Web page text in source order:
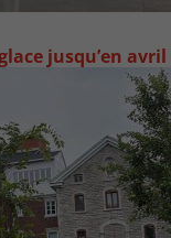
jusqu’en avril